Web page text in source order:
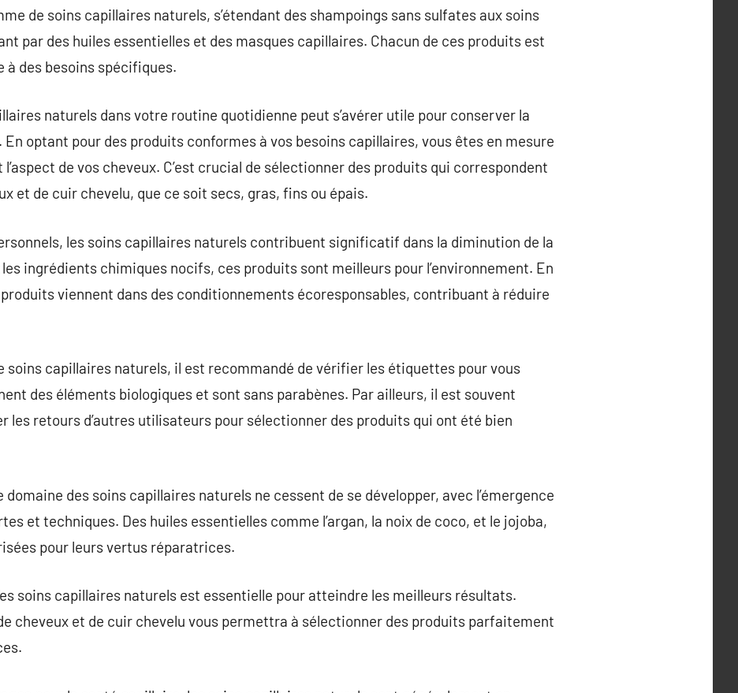
de soins capillaires naturels, s’étendant des shampoings sans sulfates aux soins
par des huiles essentielles et des masques capillaires. Chacun de ces produits est
à des besoins spécifiques.
naturels dans votre routine quotidienne peut s’avérer utile pour conserver la
En optant pour des produits conformes à vos besoins capillaires, vous êtes en mesure
l’aspect de vos cheveux. C’est crucial de sélectionner des produits qui correspondent
et de cuir chevelu, que ce soit secs, gras, fins ou épais.
les soins capillaires naturels contribuent significatif dans la diminution de la
ingrédients chimiques nocifs, ces produits sont meilleurs pour l’environnement. En
viennent dans des conditionnements écoresponsables, contribuant à réduire
soins capillaires naturels, il est recommandé de vérifier les étiquettes pour vous
des éléments biologiques et sont sans parabènes. Par ailleurs, il est souvent
les retours d’autres utilisateurs pour sélectionner des produits qui ont été bien
domaine des soins capillaires naturels ne cessent de se développer, avec l’émergence
et techniques. Des huiles essentielles comme l’argan, la noix de coco, et le jojoba,
pour leurs vertus réparatrices.
soins capillaires naturels est essentielle pour atteindre les meilleurs résultats.
cheveux et de cuir chevelu vous permettra à sélectionner des produits parfaitement